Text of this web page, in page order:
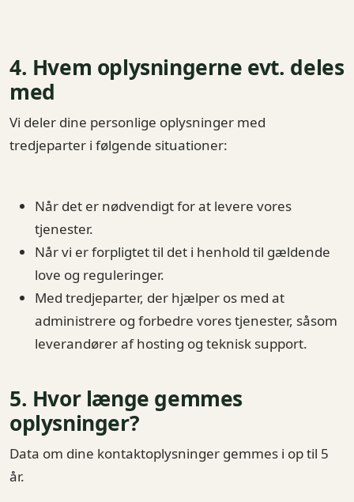
4. Hvem oplysningerne evt. deles
med
Vi deler dine personlige oplysninger med
tredjeparter i følgende situationer:
Når det er nødvendigt for at levere vores
tjenester.
Når vi er forpligtet til det i henhold til gældende
love og reguleringer.
Med tredjeparter, der hjælper os med at
administrere og forbedre vores tjenester, såsom
leverandører af hosting og teknisk support.
5. Hvor længe gemmes
oplysninger?
Data om dine kontaktoplysninger gemmes i op til 5
år.